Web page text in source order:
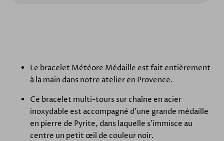
Le bracelet Météore Médaille est fait entièrement
à la main dans notre atelier en Provence.
Ce bracelet multi-tours sur chaîne en acier
inoxydable est accompagné d'une grande médaille
en pierre de Pyrite, dans laquelle s'immisce au
centre un petit œil de couleur noir.